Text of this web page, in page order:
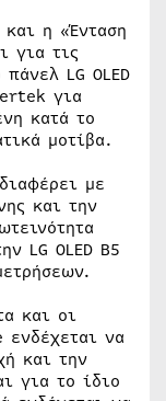
και η «Ένταση
για τις
LG OLED
για
κατά το
μοτίβα.
με
και την
LG OLED B5
και οι
ενδέχεται να
και την
για το ίδιο